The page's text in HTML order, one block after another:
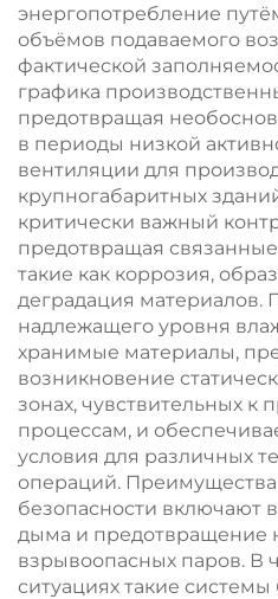
энергопотребление
объёмов подаваемого
фактической
графика
предотвращая
в периоды низкой
вентиляции для
крупногабаритных
критически важный
предотвращая
такие как коррозия,
деградация материалов.
надлежащего уровня
хранимые материалы,
возникновение
зонах, чувствительных к
процессам, и
условия для различных
операций.
безопасности включают
дыма и предотвращение
взрывоопасных паров. В
ситуациях такие